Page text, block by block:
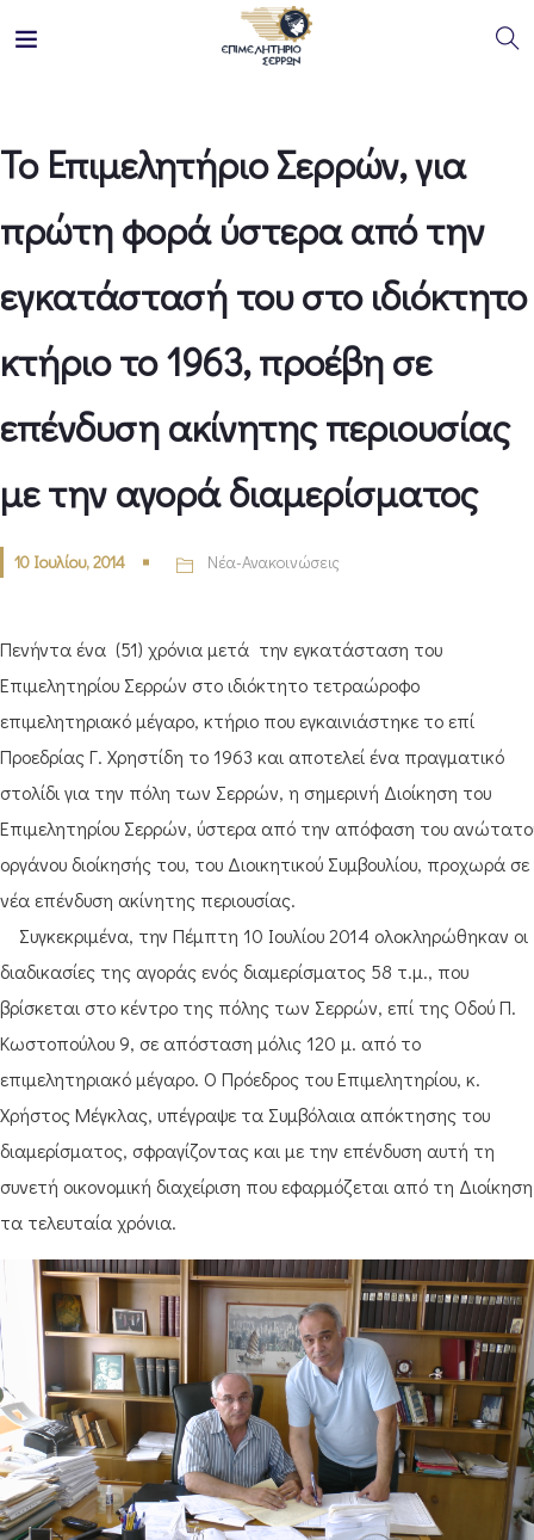
Το Επιμελητήριο Σερρών, για
πρώτη φορά ύστερα από την
εγκατάστασή του στο ιδιόκτητο
κτήριο το 1963, προέβη σε
επένδυση ακίνητης περιουσίας
με την αγορά διαμερίσματος
10 Ιουλίου, 2014 Νέα-Ανακοινώσεις
Πενήντα ένα (51) χρόνια μετά την εγκατάσταση του
Επιμελητηρίου Σερρών στο ιδιόκτητο τετραώροφο
επιμελητηριακό μέγαρο, κτήριο που εγκαινιάστηκε το επί
Προεδρίας Γ. Χρηστίδη το 1963 και αποτελεί ένα πραγματικό
στολίδι για την πόλη των Σερρών, η σημερινή Διοίκηση του
Επιμελητηρίου Σερρών, ύστερα από την απόφαση του
οργάνου διοίκησής του, του Διοικητικού Συμβουλίου, προχωρά σε
νέα επένδυση ακίνητης περιουσίας.
Συγκεκριμένα, την Πέμπτη 10 Ιουλίου 2014 ολοκληρώθηκαν οι
διαδικασίες της αγοράς ενός διαμερίσματος 58 τ.μ., που
βρίσκεται στο κέντρο της πόλης των Σερρών, επί της Οδού Π.
Κωστοπούλου 9, σε απόσταση μόλις 120 μ. από το
επιμελητηριακό μέγαρο. Ο Πρόεδρος του Επιμελητηρίου, κ.
Χρήστος Μέγκλας, υπέγραψε τα Συμβόλαια απόκτησης του
διαμερίσματος, σφραγίζοντας και με την επένδυση αυτή τη
συνετή οικονομική διαχείριση που εφαρμόζεται από τη Διοίκηση
τα τελευταία χρόνια.